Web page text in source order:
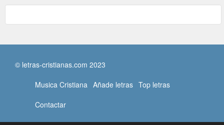
© letras-cristianas.com 2023
Musica Cristiana Añade letras Top letras
Contactar